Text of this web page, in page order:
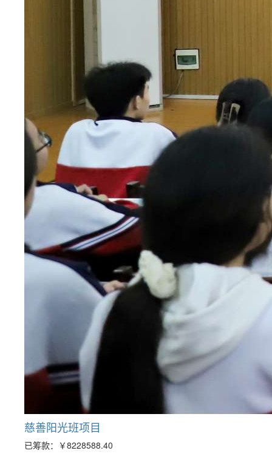
慈善阳光班项目
已筹款： ￥8228588.40